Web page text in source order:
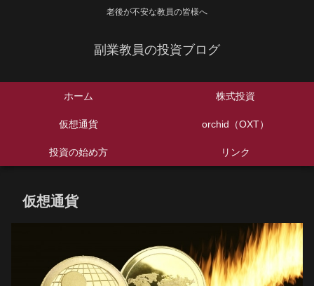
老後が不安な教員の皆様へ
副業教員の投資ブログ
ホーム 株式投資
仮想通貨 orchid（OXT）
投資の始め方 リンク
仮想通貨